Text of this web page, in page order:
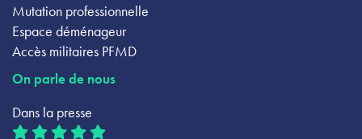
Mutation professionnelle
Espace déménageur
Accès militaires PFMD
On parle de nous
Dans la presse